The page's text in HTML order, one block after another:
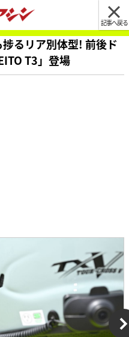
記事へ戻る
るリア別体型! 前後ド
T3」登場